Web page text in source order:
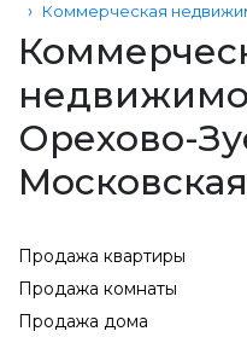
Коммерческая
Орехово-
Продажа квартиры
Продажа комнаты
Продажа дома